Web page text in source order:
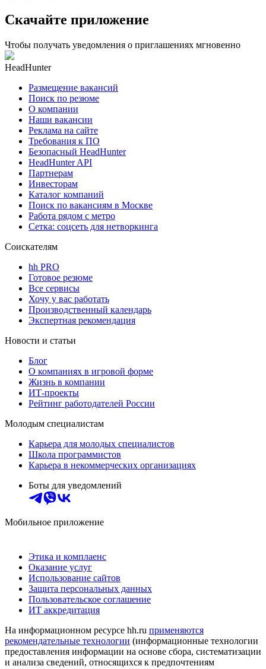
Скачайте приложение
Чтобы получать уведомления о приглашениях мгновенно
HeadHunter
Размещение вакансий
Поиск по резюме
О компании
Наши вакансии
Реклама на сайте
Требования к ПО
Безопасный HeadHunter
HeadHunter API
Партнерам
Инвесторам
Каталог компаний
Поиск по вакансиям в Москве
Работа рядом с метро
Сетка: соцсеть для нетворкинга
Соискателям
hh PRO
Готовое резюме
Все сервисы
Хочу у вас работать
Производственный календарь
Экспертная рекомендация
Новости и статьи
Блог
О компаниях в игровой форме
Жизнь в компании
ИТ-проекты
Рейтинг работодателей России
Молодым специалистам
Карьера для молодых специалистов
Школа программистов
Карьера в некоммерческих организациях
Боты для уведомлений
Мобильное приложение
Этика и комплаенс
Оказание услуг
Использование сайтов
Защита персональных данных
Пользовательское соглашение
ИТ аккредитация
На информационном ресурсе hh.ru применяются
рекомендательные технологии (информационные технологии
предоставления информации на основе сбора, систематизации
и анализа сведений, относящихся к предпочтениям